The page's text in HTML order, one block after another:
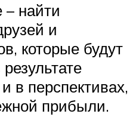
найти
и
которые будут
в перспективах,
прибыли.